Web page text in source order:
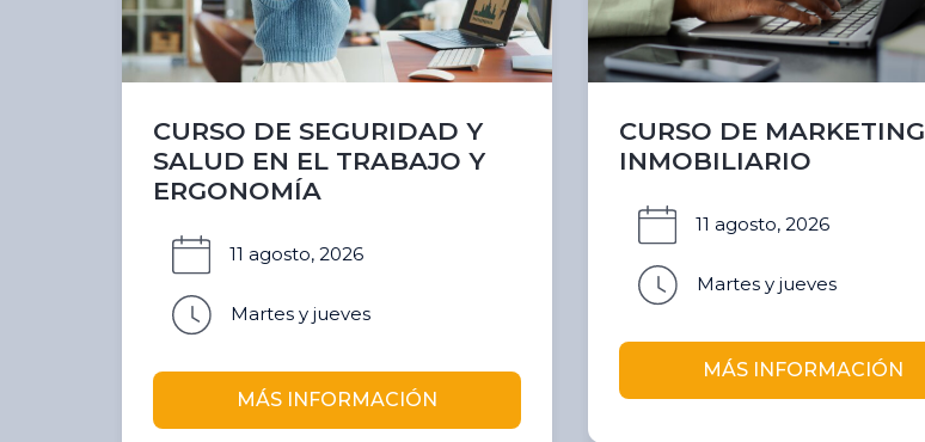
CURSO DE SEGURIDAD Y
SALUD EN EL TRABAJO Y
ERGONOMÍA
11 agosto, 2026
Martes y jueves
MÁS INFORMACIÓN
CURSO DE MARKETING
INMOBILIARIO
11 agosto, 2026
Martes y jueves
MÁS INFORMACIÓN